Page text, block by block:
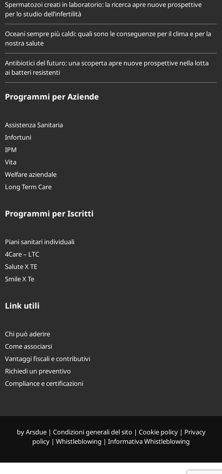
Spermatozoi creati in laboratorio: la ricerca apre nuove prospettive
per lo studio dell’infertilità
Oceani sempre più caldi: quali sono le conseguenze per il clima e per la
nostra salute
Antibiotici del futuro: una scoperta apre nuove prospettive nella lotta
ai batteri resistenti
Assistenza Sanitaria
Infortuni
IPM
Vita
Welfare aziendale
Piani sanitari individuali
4Care – LTC
Salute X TE
Chi può aderire
Come associarsi
Vantaggi fiscali e contributivi
Richiedi un preventivo
Arsdue|Condizioni generali del sito|Cookie policy|Privacy